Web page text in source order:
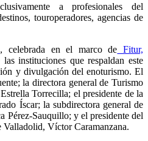
a profesionales del
touroperadores, agencias de
celebrada en el marco de Fitur,
instituciones que respaldan este
y divulgación del enoturismo. El
la directora general de Turismo
Torrecilla; el presidente de la
Íscar; la subdirectora general de
Pérez-Sauquillo; y el presidente del
Víctor Caramanzana.